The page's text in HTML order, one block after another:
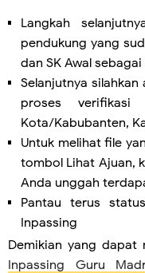
Langkah
pendukung yang
dan SK Awal
Selanjutnya
proses verifikasi
Kota/Kabubanten,
Untuk melihat file
tombol Lihat Ajuan,
Anda unggah
Pantau terus
Inpassing
Demikian yang
Inpassing Guru